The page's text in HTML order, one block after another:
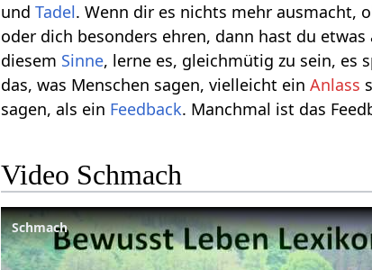
undTadel. Wenn dir es nichts mehr ausmacht,
oder dich besonders ehren, dann hast du etwas
diesem Sinne, lerne es, gleichmütig zu sein, es
das, was Menschen sagen, vielleicht einAnlass
sagen, als ein Feedback. Manchmal ist das
Video Schmach
Schmach